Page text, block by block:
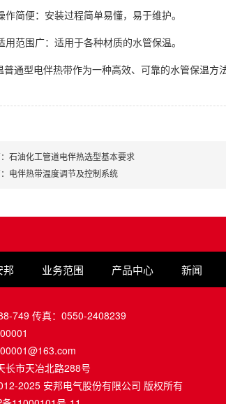
作简便：安装过程简单易懂，易于维护。
用范围广：适用于各种材质的水管保温。
普通型电伴热带作为一种高效、可靠的水管保温
：石油化工管道电伴热选型基本要求
电伴热带温度调节及控制系统
邦 业务范围 产品中心 新闻
749 传真：0550-2408239
长市天冶北路288号
2025 安邦电气股份有限公司 版权所有